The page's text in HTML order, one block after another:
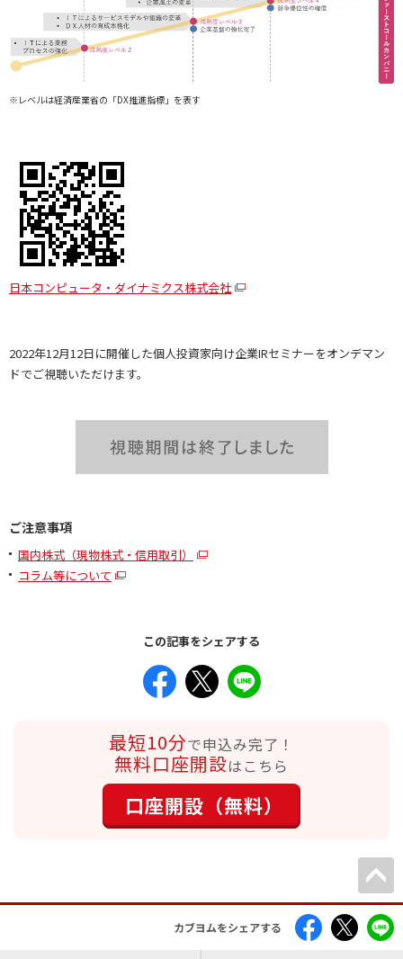
※レベルは経済産業省の「DX推進指標」を表す
日本コンピュータ・ダイナミクス株式会社
2022年12月12日に開催した個人投資家向け企業IRセミナーをオンデマン
ドでご視聴いただけます。
ご注意事項
国内株式（現物株式・信用取引）
コラム等について
この記事をシェアする
最短10分で申込み完了！
無料口座開設はこちら
口座開設（無料）
カブヨムをシェアする